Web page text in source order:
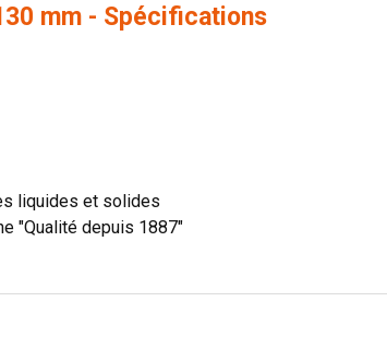
mm - Spécifications
liquides et solides
"Qualité depuis 1887"